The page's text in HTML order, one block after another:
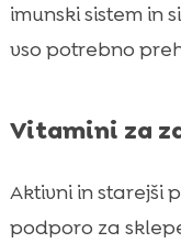
imunski sistem in
vso potrebno
Vitamini za
Aktivni in starejši
podporo za